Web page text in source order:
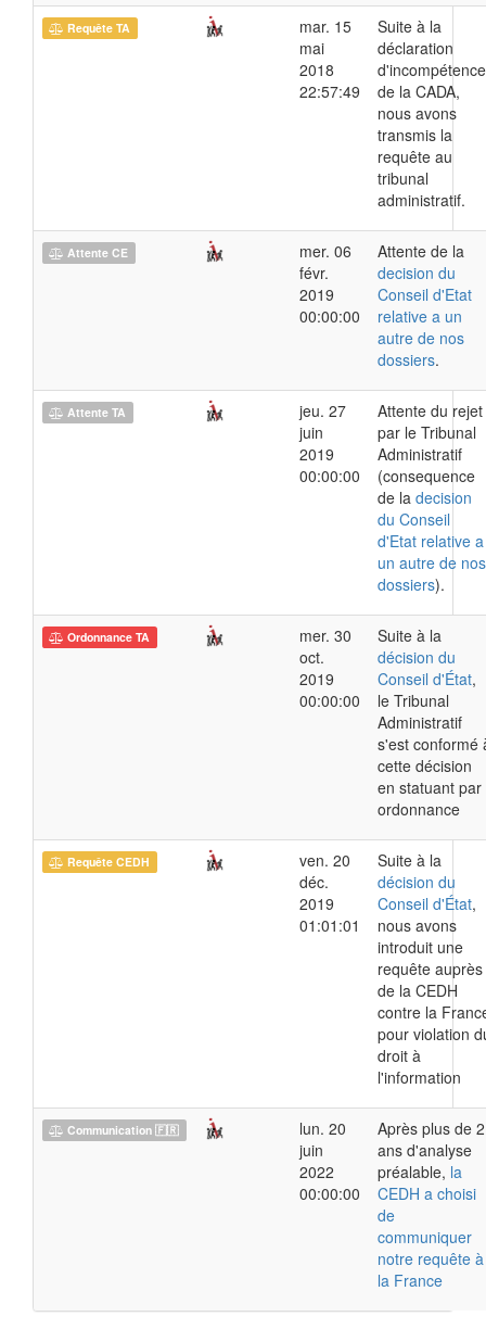
Requête TA
mar. 15
mai
2018
22:57:49
Suite à la
déclaration
d'incompétence
de la CADA,
nous avons
transmis la
requête au
tribunal
administratif.
Attente CE
mer. 06
févr.
2019
00:00:00
Attente de la
decision du
Conseil d'Etat
relative a un
autre de nos
dossiers.
Attente TA
jeu. 27
juin
2019
00:00:00
Attente du rejet
par le Tribunal
Administratif
(consequence
de la decision
du Conseil
d'Etat relative a
un autre de nos
dossiers).
Ordonnance TA
mer. 30
oct.
2019
00:00:00
Suite à la
décision du
Conseil d'État,
le Tribunal
Administratif
s'est conformé
cette décision
en statuant par
ordonnance
Requête CEDH
ven. 20
déc.
2019
01:01:01
Suite à la
décision du
Conseil d'État,
nous avons
introduit une
requête auprès
de la CEDH
contre la
pour violation
droit à
l'information
Communication 🇫🇷
lun. 20
juin
2022
00:00:00
Après plus de 2
ans d'analyse
préalable, la
CEDH a choisi
de
communiquer
notre requête à
la France